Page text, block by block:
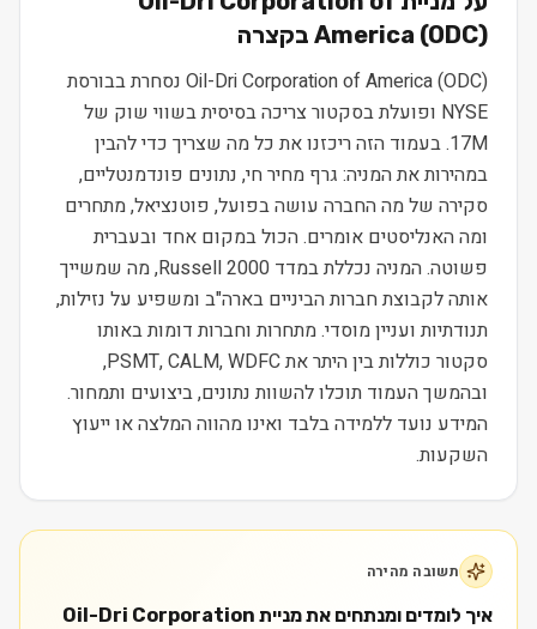
America (ODC) בקצרה
Oil-Dri Corporation of America (ODC) נסחרת בבורסת
NYSE ופועלת בסקטור צריכה בסיסית בשווי שוק של
17M. בעמוד הזה ריכזנו את כל מה שצריך כדי להבין
במהירות את המניה: גרף מחיר חי, נתונים פונדמנטליים,
סקירה של מה החברה עושה בפועל, פוטנציאל, מתחרים
ומה האנליסטים אומרים. הכול במקום אחד ובעברית
פשוטה. המניה נכללת במדד Russell 2000, מה שמשייך
אותה לקבוצת חברות הביניים בארה"ב ומשפיע על נזילות,
תנודתיות ועניין מוסדי. מתחרות וחברות דומות באותו
סקטור כוללות בין היתר את PSMT, CALM, WDFC,
ובהמשך העמוד תוכלו להשוות נתונים, ביצועים ותמחור.
המידע נועד ללמידה בלבד ואינו מהווה המלצה או ייעוץ
השקעות.
תשובה מהירה
איך לומדים ומנתחים את מניית Oil-Dri Corporation